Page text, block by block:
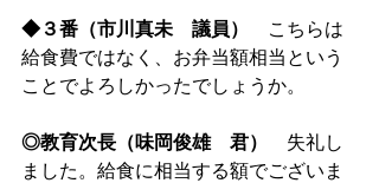
◆３番（市川真未　議員）
こちらは
給食費ではなく、 お弁当額相当という
ことでよろしかったでしょうか。
◎教育次長（味岡俊雄　君）
失礼し
ました。給食に相当する額でございま